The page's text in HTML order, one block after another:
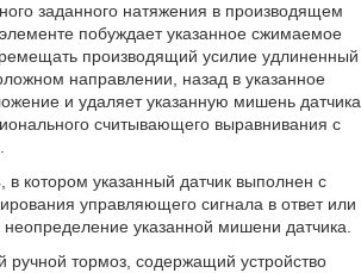
заданного натяжения в производящем
побуждает указанное сжимаемое
производящий усилие удлиненный
направлении, назад в указанное
и удаляет указанную мишень датчика
считывающего выравнивания с
в котором указанный датчик выполнен с
управляющего сигнала в ответ или
указанной мишени датчика.
тормоз, содержащий устройство